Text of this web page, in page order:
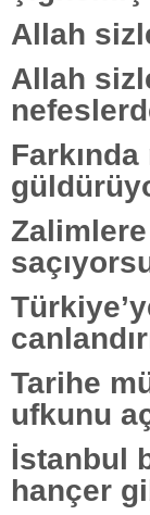
Allah
Allah
Farkında
Tarihe
ufkunu
İstanbul
hançer